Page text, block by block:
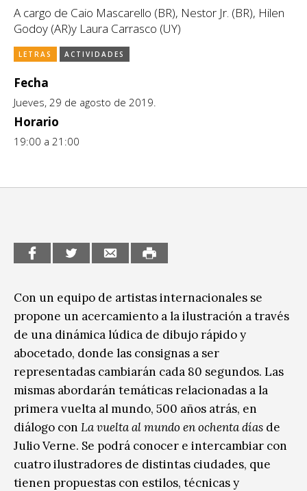
CCE en el interior/libros
Espacio itinerante de lectura infantil
Exposiciones
Formación
Género y Diversidad
Infantil y Juvenil
Letras
A cargo de Caio Mascarello (BR), Nestor Jr. (BR), Hilen
Godoy (AR)y Laura Carrasco (UY)
LETRAS ACTIVIDADES
Fecha
Jueves, 29 de agosto de 2019.
Horario
19:00 a 21:00
Con un equipo de artistas internacionales se
propone un acercamiento a la ilustración a través
de una dinámica lúdica de dibujo rápido y
abocetado, donde las consignas a ser
representadas cambiarán cada 80 segundos. Las
mismas abordarán temáticas relacionadas a la
primera vuelta al mundo, 500 años atrás, en
diálogo con La vuelta al mundo en ochenta días de
Julio Verne. Se podrá conocer e intercambiar con
cuatro ilustradores de distintas ciudades, que
tienen propuestas con estilos, técnicas y